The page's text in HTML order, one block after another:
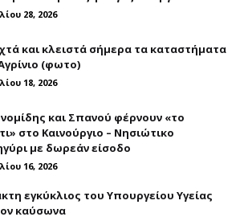
28, 2026
και κλειστά σήμερα τα καταστήματα
(φωτο)
18, 2026
και Σπανού φέρνουν «το
στο Καινούργιο – Νησιώτικο
με δωρεάν είσοδο
16, 2026
εγκύκλιος του Υπουργείου Υγείας
καύσωνα